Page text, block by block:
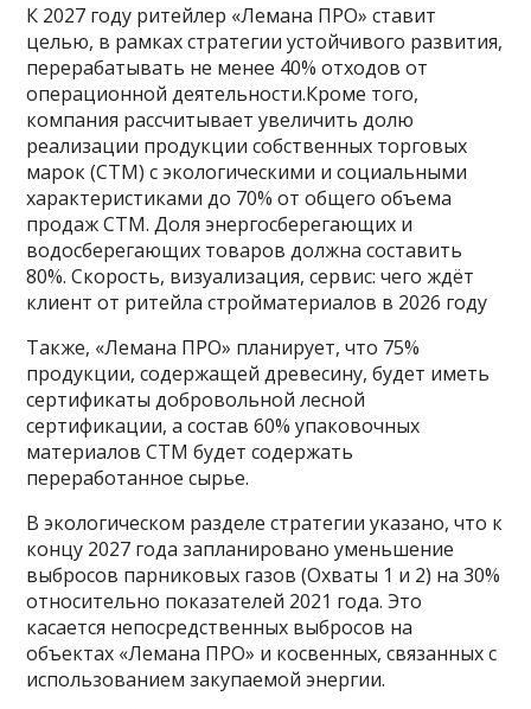
К 2027 году ритейлер «Лемана ПРО» ставит
целью, в рамках стратегии устойчивого развития,
перерабатывать не менее 40% отходов от
операционной деятельности.Кроме того,
компания рассчитывает увеличить долю
реализации продукции собственных торговых
марок (СТМ) с экологическими и социальными
характеристиками до 70% от общего объема
продаж СТМ. Доля энергосберегающих и
водосберегающих товаров должна составить
80%. Скорость, визуализация, сервис: чего ждёт
клиент от ритейла стройматериалов в 2026 году
Также, «Лемана ПРО» планирует, что 75%
продукции, содержащей древесину, будет иметь
сертификаты добровольной лесной
сертификации, а состав 60% упаковочных
материалов СТМ будет содержать
переработанное сырье.
В экологическом разделе стратегии указано, что к
концу 2027 года запланировано уменьшение
выбросов парниковых газов (Охваты 1 и 2) на 30%
относительно показателей 2021 года. Это
касается непосредственных выбросов на
объектах «Лемана ПРО» и косвенных, связанных с
использованием закупаемой энергии.